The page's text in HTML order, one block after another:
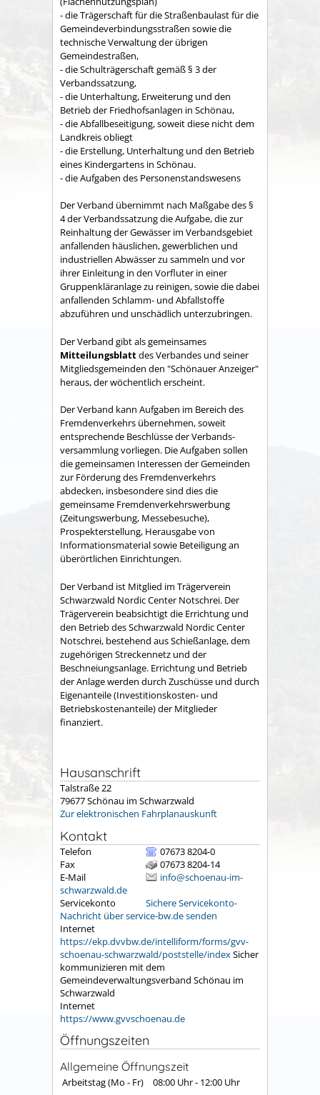
- die Trägerschaft für die Straßenbaulast für die
Gemeindeverbindungsstraßen sowie die
technische Verwaltung der übrigen
Gemeindestraßen,
- die Schulträgerschaft gemäß § 3 der
Verbandssatzung,
- die Unterhaltung, Erweiterung und den
Betrieb der Friedhofsanlagen in Schönau,
- die Abfallbeseitigung, soweit diese nicht dem
Land­kreis obliegt
- die Erstellung, Unterhaltung und den Betrieb
eines Kindergartens in Schönau.
- die Aufgaben des Personenstandswesens
Der Verband übernimmt nach Maßgabe des §
4 der Verbandssatzung die Aufgabe, die zur
Reinhaltung der Gewässer im Verbandsgebiet
anfallenden häuslichen, gewerblichen und
industriellen Abwässer zu sammeln und vor
ihrer Einleitung in den Vorfluter in einer
Gruppenkläranlage zu reinigen, sowie die dabei
anfallenden Schlamm- und Abfallstoffe
abzuführen und unschädlich unterzubringen.
Der Verband gibt als gemeinsames
Mitteilungsblattdes Verbandes und seiner
Mitgliedsgemeinden den "Schönauer Anzeiger"
heraus, der wöchentlich erscheint.
Der Verband kann Aufgaben im Bereich des
Fremdenverkehrs übernehmen, soweit
entsprechende Beschlüsse der Verbands­
versammlung vorliegen. Die Aufgaben sollen
die gemeinsamen Interessen der Gemeinden
zur Förderung des Fremdenverkehrs
abdecken, insbesondere sind dies die
gemeinsame Fremden­verkehrswerbung
(Zeitungswerbung, Messebesuche),
Prospekter­stellung, Herausgabe von
Informationsmaterial sowie Betei­ligung an
überörtlichen Einrichtungen.
Der Verband ist Mitglied im Trägerverein
Schwarzwald Nordic Center Notschrei. Der
Trägerverein beabsichtigt die Errichtung und
den Betrieb des Schwarzwald Nordic Center
Notschrei, bestehend aus Schießanlage, dem
zugehörigen Streckennetz und der
Beschneiungsanlage. Errichtung und Betrieb
der Anlage werden durch Zuschüsse und durch
Eigenanteile (Investitionskosten- und
Betriebskostenanteile) der Mitglieder
finanziert.
Hausanschrift
Talstraße 22
79677Schönau im Schwarzwald
Zur elektronischen Fahrplanauskunft
Kontakt
Telefon
07673 8204-0
Fax
07673 8204-14
E-Mail
info@schoenau-im-
schwarzwald.de
Servicekonto
Sichere Servicekonto-
Nachricht über service-bw.de senden
Internet
https://ekp.dvvbw.de/intelliform/forms/gvv-
schoenau-schwarzwald/poststelle/indexSicher
kommunizieren mit dem
Gemeindeverwaltungsverband Schönau im
Schwarzwald
Internet
https://www.gvvschoenau.de
Öffnungszeiten
Allgemeine Öffnungszeit
Arbeitstag (Mo - Fr) 08:00 Uhr- 12:00 Uhr